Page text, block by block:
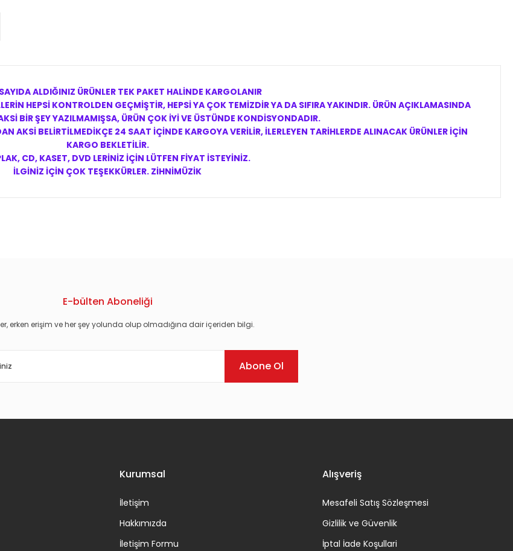
ALDIĞINIZ ÜRÜNLER TEK PAKET HALİNDE KARGOLANIR
HEPSİ KONTROLDEN GEÇMİŞTİR, HEPSİ YA ÇOK TEMİZDİR YA DA SIFIRA YAKINDIR. ÜRÜN AÇIKLAMASINDA
BİR ŞEY YAZILMAMIŞSA, ÜRÜN ÇOK İYİ VE ÜSTÜNDE KONDİSYONDADIR.
AKSİ BELİRTİLMEDİKÇE 24 SAAT İÇİNDE KARGOYA VERİLİR, İLERLEYEN TARİHLERDE ALINACAK ÜRÜNLER İÇİN
KARGO BEKLETİLİR.
CD, KASET, DVD LERİNİZ İÇİN LÜTFEN FİYAT İSTEYİNİZ.
İLGİNİZ İÇİN ÇOK TEŞEKKÜRLER. ZİHNİMÜZİK
E-bülten Aboneliği
erken erişim ve her şey yolunda olup olmadığına dair içeriden bilgi.
Abone Ol
Kurumsal
İletişim
Hakkımızda
İletişim Formu
Alışveriş
Mesafeli Satış Sözleşmesi
Gizlilik ve Güvenlik
İptal İade Koşullari